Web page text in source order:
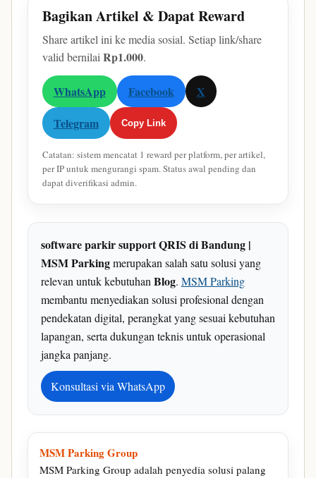
Bagikan Artikel & Dapat Reward
Share artikel ini ke media sosial. Setiap link/share
valid bernilaiRp1.000.
WhatsApp Facebook
X
Telegram
Copy Link
Catatan: sistem mencatat 1 reward per platform, per artikel,
per IP untuk mengurangi spam. Status awal pending dan
dapat diverifikasi admin.
software parkir support QRIS di Bandung |
MSM Parkingmerupakan salah satu solusi yang
relevan untuk kebutuhanBlog. MSM Parking
membantu menyediakan solusi profesional dengan
pendekatan digital, perangkat yang sesuai kebutuhan
lapangan, serta dukungan teknis untuk operasional
jangka panjang.
Konsultasi via WhatsApp
MSM Parking Group
MSM Parking Group adalah penyedia solusi palang